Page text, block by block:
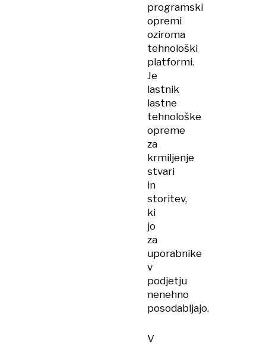
programski
opremi
oziroma
tehnološki
platformi.
Je
lastnik
lastne
tehnološke
opreme
za
krmiljenje
stvari
in
storitev,
ki
jo
za
uporabnike
v
podjetju
nenehno
posodabljajo.
V